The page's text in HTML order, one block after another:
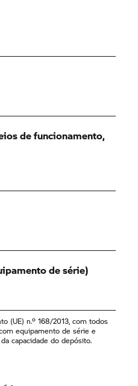
de funcionamento,
de série)
(UE) n.º 168/2013, com todos
equipamento de série e
capacidade do depósito.